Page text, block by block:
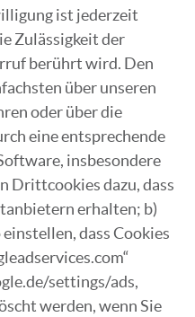
ist jederzeit
Zulässigkeit der
berührt wird. Den
über unseren
oder über die
eine entsprechende
insbesondere
Drittcookies dazu, dass
erhalten; b)
dass Cookies
settings/ads,
werden, wenn Sie